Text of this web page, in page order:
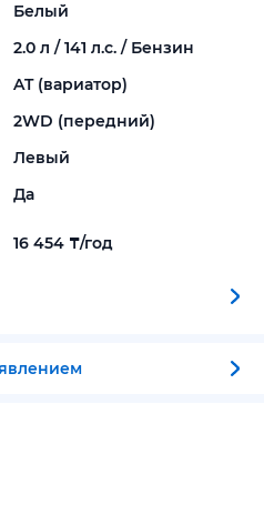
Белый
2.0 л / 141 л.с. / Бензин
AT (вариатор)
2WD (передний)
Левый
Да
16 454 ₸/год